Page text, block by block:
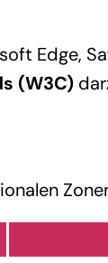
Edge,
(W3C)